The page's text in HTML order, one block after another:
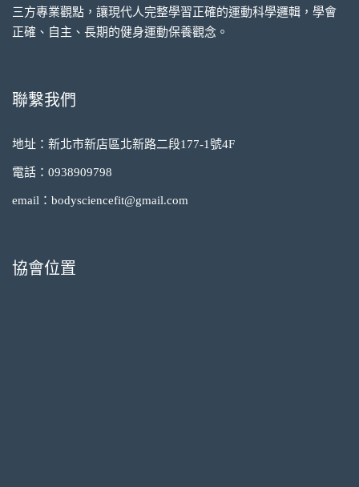
三方專業觀點，讓現代人完整學習正確的運動科學邏輯，學會
正確、自主、長期的健身運動保養觀念。
聯繫我們
地址：新北市新店區北新路二段177-1號4F
電話：0938909798
email：bodysciencefit@gmail.com
協會位置